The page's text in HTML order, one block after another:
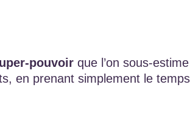
pouvoir que l’on sous-
en prenant simplement le